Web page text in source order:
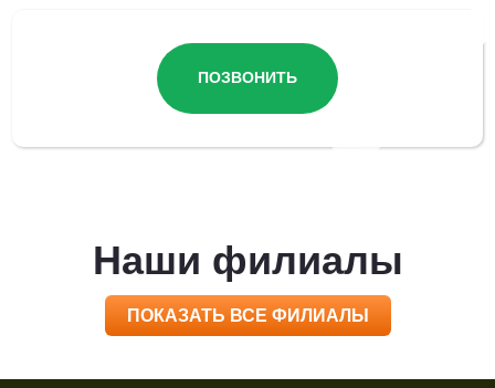
ПОЗВОНИТЬ
Наши филиалы
ПОКАЗАТЬ ВСЕ ФИЛИАЛЫ